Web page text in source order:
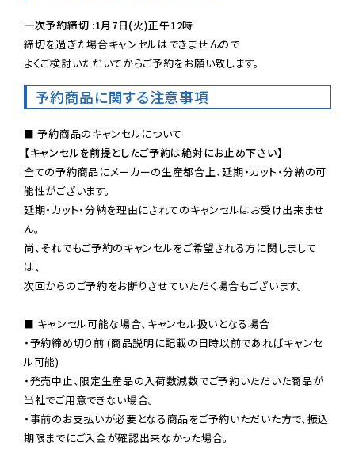
一次予約締切 :1月7日(火)正午12時
締切を過ぎた場合キャンセルはできませんので
よくご検討いただいてからご予約をお願い致します。
予約商品に関する注意事項
【キャンセルを前提としたご予約は絶対にお止め下さい】
全ての予約商品にメーカーの生産都合上、延期・カット・分納の可
能性がございます。
延期・カット・分納を理由にされてのキャンセルはお受け出来ませ
ん。
尚、それでもご予約のキャンセルをご希望される方に関しまして
は、
次回からのご予約をお断りさせていただく場合もございます。
■ キャンセル可能な場合、キャンセル扱いとなる場合
・予約締め切り前 (商品説明に記載の日時以前であればキャンセ
ル可能)
・発売中止、限定生産品の入荷数減数でご予約いただいた商品が
当社でご用意できない場合。
・事前のお支払いが必要となる商品をご予約いただいた方で、振込
期限までにご入金が確認出来なかった場合。